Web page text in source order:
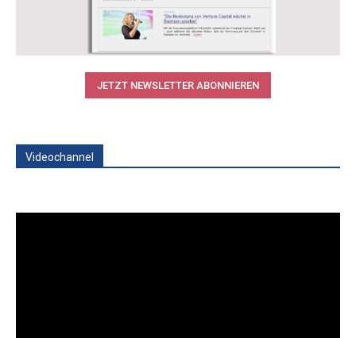
JETZT NEWSLETTER ABONNIEREN
Videochannel